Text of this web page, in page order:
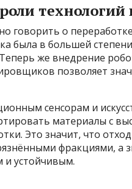
говорить о
была в большей
же внедрение
позволяет
сенсорам и
материалы с
Это значит, что
фракциями, а
и устойчивым.